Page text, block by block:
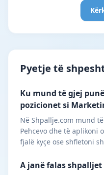
Pyetje të
Ku mund të gjej
pozicionet si
Në Shpallje.com mund
Pehcevo dhe të aplikoni
fjalë kyçe ose shfletoni
A janë falas shpalljet